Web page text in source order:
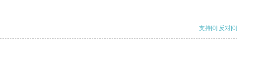
支持[0] 反对[0]